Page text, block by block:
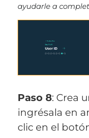
ayudarle a
Paso 8: Crea
ingrésala en
clic en el